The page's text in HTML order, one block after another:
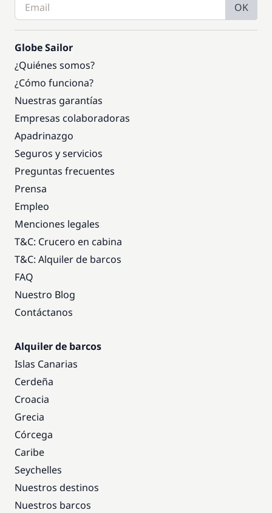
OK
Globe Sailor
¿Quiénes somos?
¿Cómo funciona?
Nuestras garantías
Empresas colaboradoras
Apadrinazgo
Seguros y servicios
Preguntas frecuentes
Prensa
Empleo
Menciones legales
T&C: Crucero en cabina
T&C: Alquiler de barcos
FAQ
Nuestro Blog
Contáctanos
Alquiler de barcos
Islas Canarias
Cerdeña
Croacia
Grecia
Córcega
Caribe
Seychelles
Nuestros destinos
Nuestros barcos